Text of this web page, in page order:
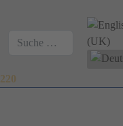
Suchen
Sprache